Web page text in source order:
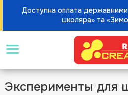
Доступна оплата
школяра» та
Эксперименты для